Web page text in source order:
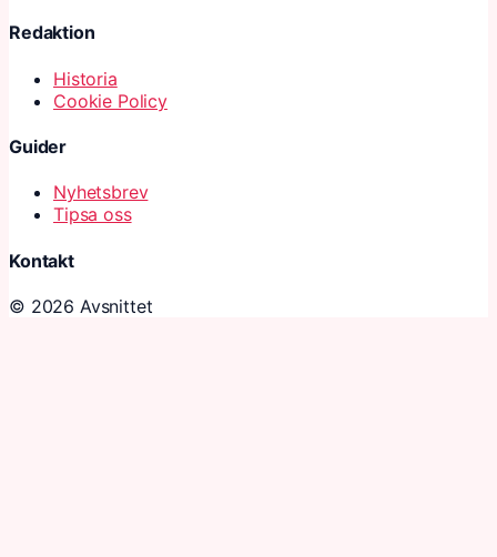
Redaktion
Historia
Cookie Policy
Guider
Nyhetsbrev
Tipsa oss
Kontakt
© 2026 Avsnittet